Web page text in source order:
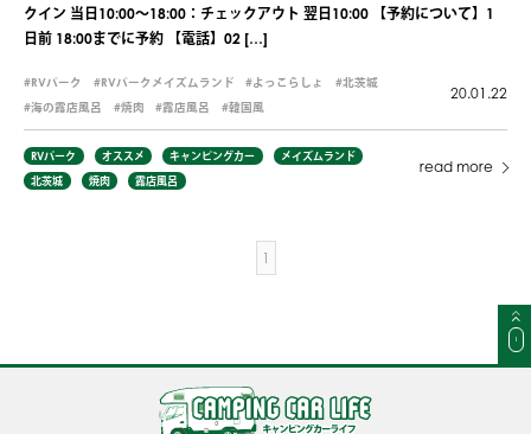
クイン 当日10:00～18:00：チェックアウト 翌日10:00 【予約について】1
日前 18:00までに予約 【電話】02 […]
RVパーク RVパークメイズムランド よっこらしょ
北茨城
海の露店風呂
焼肉 露店風呂 韓国風
20.01.22
RVパーク オススメ キャンピングカー
メイズムランド
北茨城
焼肉 露店風呂
read more
1